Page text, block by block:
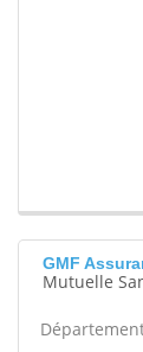
GMF
Mutuelle